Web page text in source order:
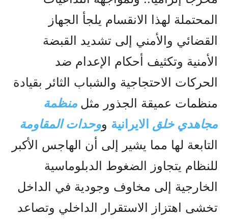
المحتملة لهذا الانقسام يلجأ الجهاز
القضائي والأمني إلى تشديد القبضة
الأمنية وتكثيف أحكام الإعدام ضد
الحركات الاحتجاجية والشباب الثائر بقيادة
منظمات عميقة الجذور مثل منظمة
مجاهدي خلق الایرانیة ووحدات المقاومة
التابعة لها مما يشير إلى أن الهاجس الأكبر
للنظام يتجاوز الضغوط الدبلوماسية
الخارجية إلى مخاوف وجودية في الداخل
تخشى اهتزاز الاستقرار الداخلي وتصاعد